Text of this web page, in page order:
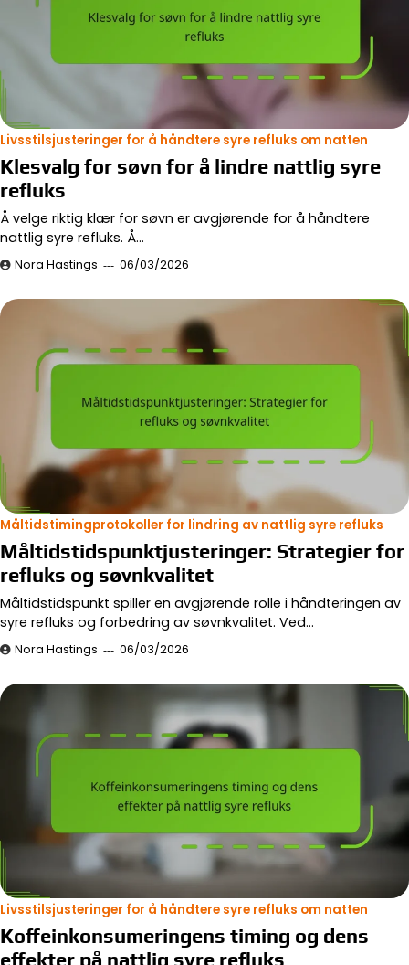
Livsstilsjusteringer for å håndtere syre refluks om natten
Klesvalg for søvn for å lindre nattlig syre
refluks
Å velge riktig klær for søvn er avgjørende for å håndtere
nattlig syre refluks. Å…
Nora Hastings 06/03/2026
Måltidstimingprotokoller for lindring av nattlig syre refluks
Måltidstidspunktjusteringer: Strategier for
refluks og søvnkvalitet
Måltidstidspunkt spiller en avgjørende rolle i håndteringen av
syre refluks og forbedring av søvnkvalitet. Ved…
Nora Hastings 06/03/2026
Livsstilsjusteringer for å håndtere syre refluks om natten
Koffeinkonsumeringens timing og dens
effekter på nattlig syre refluks